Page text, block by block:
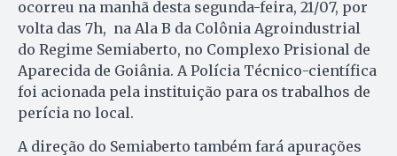
ocorreu na manhã desta segunda-feira, 21/07, por
volta das 7h, na Ala B da Colônia Agroindustrial
do Regime Semiaberto, no Complexo Prisional de
Aparecida de Goiânia. A Polícia Técnico-científica
foi acionada pela instituição para os trabalhos de
perícia no local.
A direção do Semiaberto também fará apurações